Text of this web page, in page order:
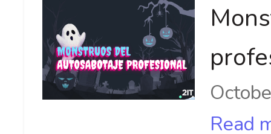
Read